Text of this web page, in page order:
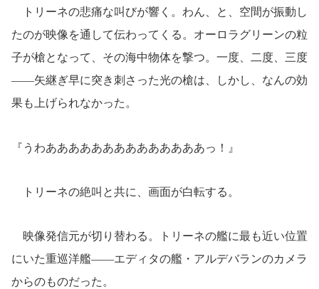
トリーネの悲痛な叫びが響く。わん、と、空間が振動し
たのが映像を通して伝わってくる。オーロラグリーンの粒
子が槍となって、その海中物体を撃つ。一度、二度、三度
――矢継ぎ早に突き刺さった光の槍は、しかし、なんの効
果も上げられなかった。
『うわああああああああああああああっ！』
トリーネの絶叫と共に、画面が白転する。
映像発信元が切り替わる。トリーネの艦に最も近い位置
にいた重巡洋艦――エディタの艦・アルデバランのカメラ
からのものだった。